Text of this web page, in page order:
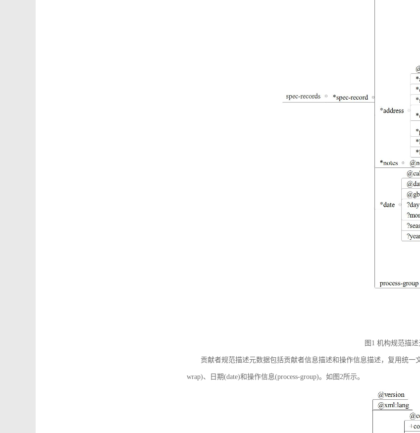
图1 机构规范描
贡献者规范描述元数据包括贡献者信息描述和操作信息描述，复用统
wrap)、日期(date)和操作信息(process-group)。如图2所示。